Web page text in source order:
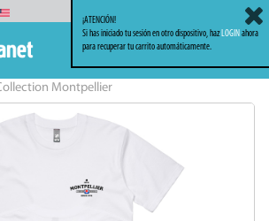
Montpellier
¡ATENCIÓN!
Si has iniciado tu sesión en otro dispositivo, hazLOGINahora
para recuperar tu carrito automáticamente.